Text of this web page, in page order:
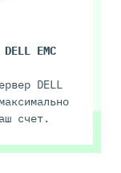
EMC
DELL
счет.